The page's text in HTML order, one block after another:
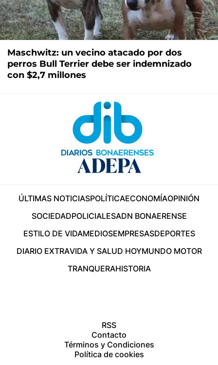
Maschwitz: un vecino atacado por dos
perros Bull Terrier debe ser indemnizado
con $2,7 millones
ÚLTIMAS NOTICIASPOLÍTICAECONOMÍAOPINIÓN
SOCIEDADPOLICIALESADN BONAERENSE
ESTILO DE VIDAMEDIOSEMPRESASDEPORTES
DIARIO EXTRAVIDA Y SALUD HOYMUNDO MOTOR
TRANQUERAHISTORIA
RSS
Contacto
Términos y Condiciones
Política de cookies